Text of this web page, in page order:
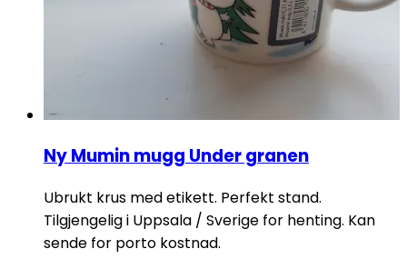
Ny Mumin mugg Under granen
Ubrukt krus med etikett. Perfekt stand.
Tilgjengelig i Uppsala / Sverige for henting. Kan
sende for porto kostnad.